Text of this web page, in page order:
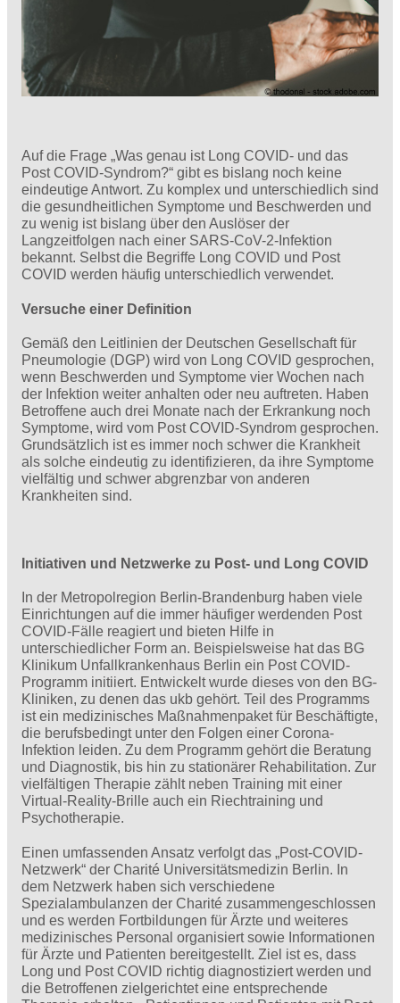
Auf die Frage „Was genau ist Long COVID- und das
Post COVID-Syndrom?“ gibt es bislang noch keine
eindeutige Antwort. Zu komplex und unterschiedlich sind
die gesundheitlichen Symptome und Beschwerden und
zu wenig ist bislang über den Auslöser der
Langzeitfolgen nach einer SARS-CoV-2-Infektion
bekannt. Selbst die Begriffe Long COVID und Post
COVID werden häufig unterschiedlich verwendet.
Versuche einer Definition
Gemäß den Leitlinien der Deutschen Gesellschaft für
Pneumologie (DGP) wird von Long COVID gesprochen,
wenn Beschwerden und Symptome vier Wochen nach
der Infektion weiter anhalten oder neu auftreten. Haben
Betroffene auch drei Monate nach der Erkrankung noch
Symptome, wird vom Post COVID-Syndrom gesprochen.
Grundsätzlich ist es immer noch schwer die Krankheit
als solche eindeutig zu identifizieren, da ihre Symptome
vielfältig und schwer abgrenzbar von anderen
Krankheiten sind.
Initiativen und Netzwerke zu Post- und Long COVID
In der Metropolregion Berlin-Brandenburg haben viele
Einrichtungen auf die immer häufiger werdenden Post
COVID-Fälle reagiert und bieten Hilfe in
unterschiedlicher Form an. Beispielsweise hat das BG
Klinikum Unfallkrankenhaus Berlin ein Post COVID-
Programm initiiert. Entwickelt wurde dieses von den BG-
Kliniken, zu denen das ukb gehört. Teil des Programms
ist ein medizinisches Maßnahmenpaket für Beschäftigte,
die berufsbedingt unter den Folgen einer Corona-
Infektion leiden. Zu dem Programm gehört die Beratung
und Diagnostik, bis hin zu stationärer Rehabilitation. Zur
vielfältigen Therapie zählt neben Training mit einer
Virtual-Reality-Brille auch ein Riechtraining und
Psychotherapie.
Einen umfassenden Ansatz verfolgt das „Post-COVID-
Netzwerk“ der Charité Universitätsmedizin Berlin. In
dem Netzwerk haben sich verschiedene
Spezialambulanzen der Charité zusammengeschlossen
und es werden Fortbildungen für Ärzte und weiteres
medizinisches Personal organisiert sowie Informationen
für Ärzte und Patienten bereitgestellt. Ziel ist es, dass
Long und Post COVID richtig diagnostiziert werden und
die Betroffenen zielgerichtet eine entsprechende